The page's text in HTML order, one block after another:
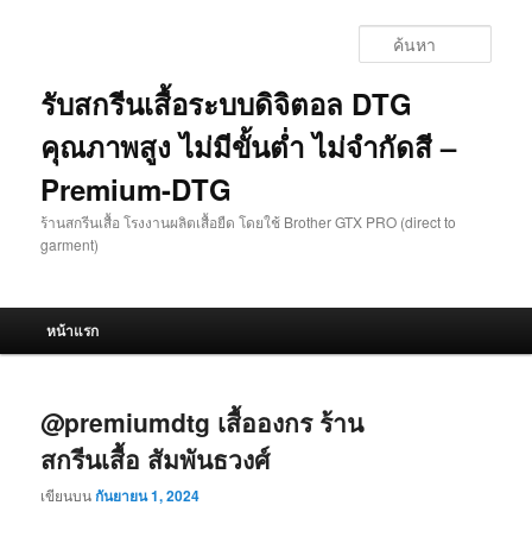
รับสกรีนเสื้อระบบดิจิตอล DTG
คุณภาพสูง ไม่มีขั้นต่ำ ไม่จำกัดสี –
Premium-DTG
ร้านสกรีนเสื้อ โรงงานผลิตเสื้อยืด โดยใช้ Brother GTX PRO (direct to
garment)
หน้าแรก
@premiumdtg เสื้อองกร ร้าน
สกรีนเสื้อ สัมพันธวงศ์
เขียนบนกันยายน 1, 2024